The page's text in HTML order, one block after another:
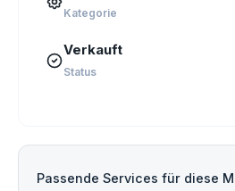
Kategorie
Verkauft
Status
Passende Services für diese